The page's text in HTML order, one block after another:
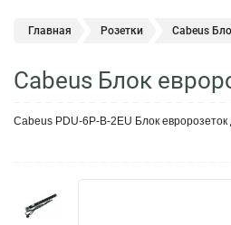
Главная Розетки Cabeus
Cabeus Блок
Cabeus PDU-6P-B-2EU Блок